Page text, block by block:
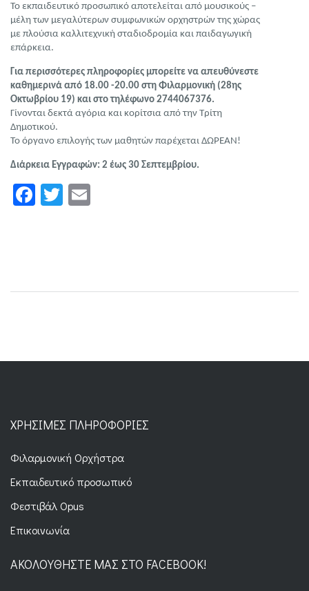
Το εκπαιδευτικό προσωπικό αποτελείται από μουσικούς –
μέλη των μεγαλύτερων συμφωνικών ορχηστρών της χώρας
με πλούσια καλλιτεχνική σταδιοδρομία και παιδαγωγική
επάρκεια.
Για περισσότερες πληροφορίες μπορείτε να απευθύνεστε
καθημερινά από 18.00 -20.00 στη Φιλαρμονική (28ης
Οκτωβρίου 19) και στο τηλέφωνο 2744067376.
Γίνονται δεκτά αγόρια και κορίτσια από την Τρίτη
Δημοτικού.
Το όργανο επιλογής των μαθητών παρέχεται ΔΩΡΕΑΝ!
Διάρκεια Εγγραφών: 2 έως 30 Σεπτεμβρίου.
Facebook
Twitter
ΧΡΉΣΙΜΕΣ ΠΛΗΡΟΦΟΡΊΕΣ
Φιλαρμονική Ορχήστρα
Εκπαιδευτικό προσωπικό
Φεστιβάλ Opus
Επικοινωνία
ΑΚΟΛΟΥΘΉΣΤΕ ΜΑΣ ΣΤΟ FACEBOOK!